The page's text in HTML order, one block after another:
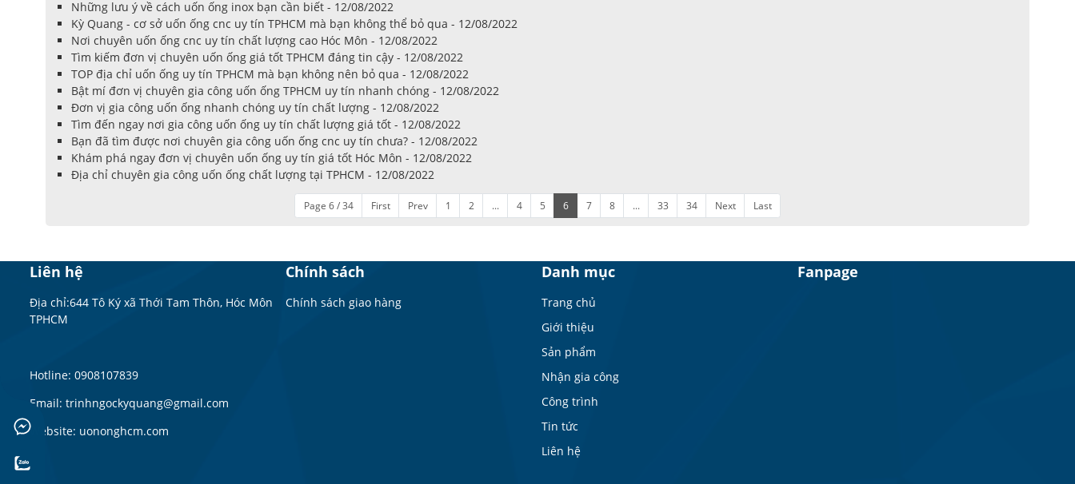
Những lưu ý về cách uốn ống inox bạn cần biết - 12/08/2022
Kỳ Quang - cơ sở uốn ống cnc uy tín TPHCM mà bạn không thể bỏ qua - 12/08/2022
Nơi chuyên uốn ống cnc uy tín chất lượng cao Hóc Môn - 12/08/2022
Tìm kiếm đơn vị chuyên uốn ống giá tốt TPHCM đáng tin cậy - 12/08/2022
TOP địa chỉ uốn ống uy tín TPHCM mà bạn không nên bỏ qua - 12/08/2022
Bật mí đơn vị chuyên gia công uốn ống TPHCM uy tín nhanh chóng - 12/08/2022
Đơn vị gia công uốn ống nhanh chóng uy tín chất lượng - 12/08/2022
Tìm đến ngay nơi gia công uốn ống uy tín chất lượng giá tốt - 12/08/2022
Bạn đã tìm được nơi chuyên gia công uốn ống cnc uy tín chưa? - 12/08/2022
Khám phá ngay đơn vị chuyên uốn ống uy tín giá tốt Hóc Môn - 12/08/2022
Địa chỉ chuyên gia công uốn ống chất lượng tại TPHCM - 12/08/2022
Page 6 / 34 First Prev 1 2 ... 4 5 6 7 8 ... 33 34 Next Last
Liên hệ
Địa chỉ:644 Tô Ký xã Thới Tam Thôn, Hóc Môn
TPHCM
Hotline: 0908107839
Email: trinhngockyquang@gmail.com
Website: uononghcm.com
Chính sách
Chính sách giao hàng
Danh mục
Trang chủ
Giới thiệu
Sản phẩm
Nhận gia công
Công trình
Tin tức
Liên hệ
Fanpage